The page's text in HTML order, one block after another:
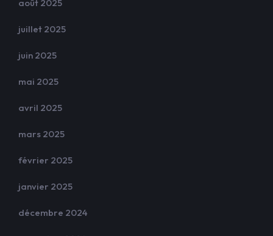
août 2025
juillet 2025
juin 2025
mai 2025
avril 2025
mars 2025
février 2025
janvier 2025
décembre 2024